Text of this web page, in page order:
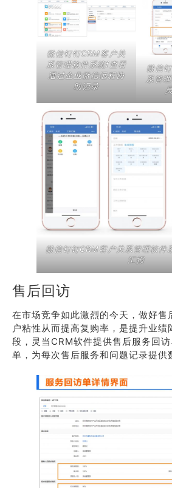
微信钉钉CRM客户关
系管理软件系统f查看
通过企业微信远程协
助记录
微信
系管
微信钉钉CRM客户关系管理软件
汇报
售后回访
在市场竞争如此激烈的今天，做好售
户粘性从而提高复购率，是提升业绩
段，灵当CRM软件提供售后服务回
单，为每次售后服务和问题记录提供